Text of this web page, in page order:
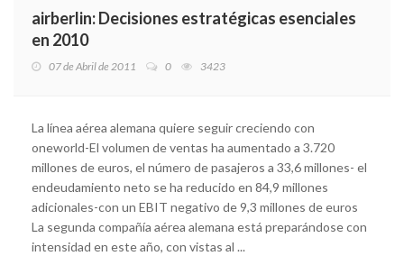
airberlin: Decisiones estratégicas esenciales
en 2010
07 de Abril de 2011 0 3423
La línea aérea alemana quiere seguir creciendo con
oneworld-El volumen de ventas ha aumentado a 3.720
millones de euros, el número de pasajeros a 33,6 millones- el
endeudamiento neto se ha reducido en 84,9 millones
adicionales-con un EBIT negativo de 9,3 millones de euros
La segunda compañía aérea alemana está preparándose con
intensidad en este año, con vistas al ...